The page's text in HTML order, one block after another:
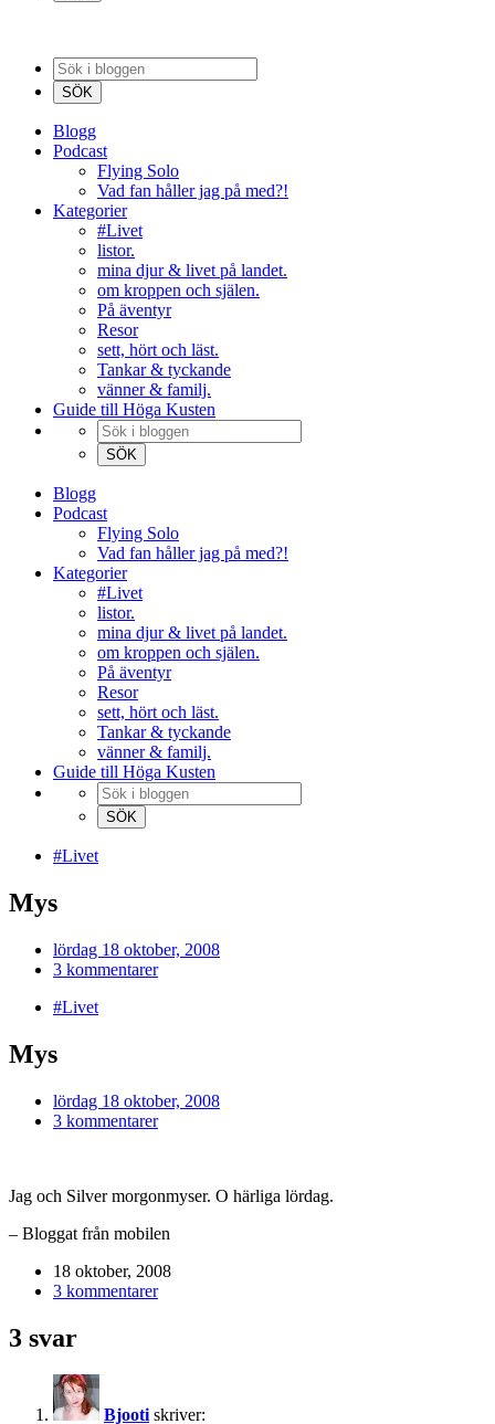
Blogg
Podcast
Flying Solo
Vad fan håller jag på med?!
Kategorier
#Livet
listor.
mina djur & livet på landet.
om kroppen och själen.
På äventyr
Resor
sett, hört och läst.
Tankar & tyckande
vänner & familj.
Guide till Höga Kusten
Blogg
Podcast
Flying Solo
Vad fan håller jag på med?!
Kategorier
#Livet
listor.
mina djur & livet på landet.
om kroppen och själen.
På äventyr
Resor
sett, hört och läst.
Tankar & tyckande
vänner & familj.
Guide till Höga Kusten
#Livet
Mys
lördag 18 oktober, 2008
3 kommentarer
#Livet
Mys
lördag 18 oktober, 2008
3 kommentarer
Jag och Silver morgonmyser. O härliga lördag.
– Bloggat från mobilen
18 oktober, 2008
3 kommentarer
3 svar
Bjooti skriver: